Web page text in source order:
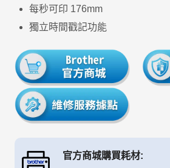
每秒可印 176mm
獨立時間戳記功能
官方商城購買耗材: